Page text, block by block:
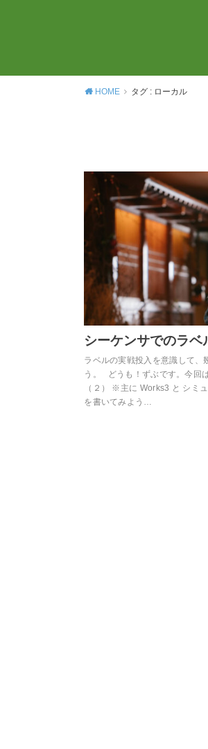
HOME タグ : ローカル
シーケンサでのラベ
ラベルの実戦投入を意識して、
う。 どうも！ずぶです。今回
（２） ※主に Works3 と シミ
を書いてみよう…